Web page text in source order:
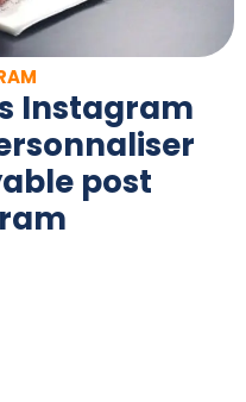
Instagram
post